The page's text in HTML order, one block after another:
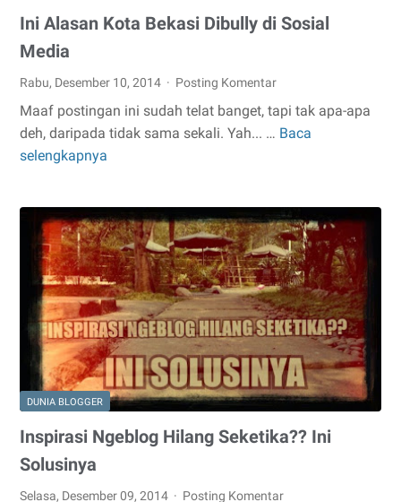
Ini Alasan Kota Bekasi Dibully di Sosial
Media
Rabu, Desember 10, 2014 Posting Komentar
Maaf postingan ini sudah telat banget, tapi tak apa-apa
deh, daripada tidak sama sekali. Yah... … Baca
selengkapnya
Ini
Bekasi
Dibully
di
Sosial
Media
DUNIA BLOGGER
Inspirasi Ngeblog Hilang Seketika?? Ini
Solusinya
Selasa, Desember 09, 2014 Posting Komentar